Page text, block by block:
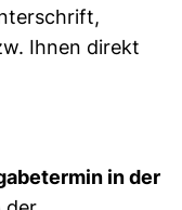
Ihnen direkt
in der